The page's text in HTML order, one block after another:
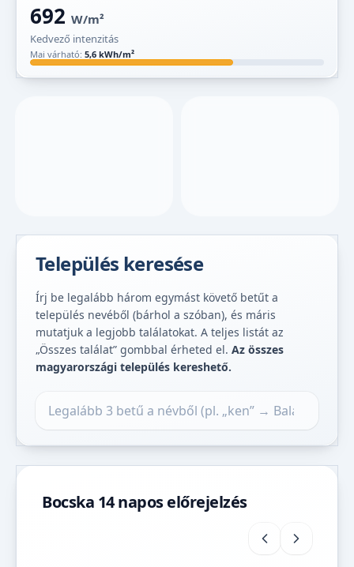
692 W/m²
Kedvező intenzitás
Mai várható: 5,6 kWh/m²
Település keresése
Írj be legalább három egymást követő betűt a
település nevéből (bárhol a szóban), és máris
mutatjuk a legjobb találatokat. A teljes listát az
„Összes találat” gombbal érheted el. Az összes
magyarországi település kereshető.
Bocska 14 napos előrejelzés